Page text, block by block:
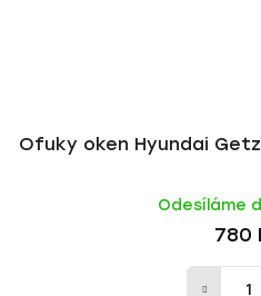
Ofuky oken Hyundai
Odesíláme
780